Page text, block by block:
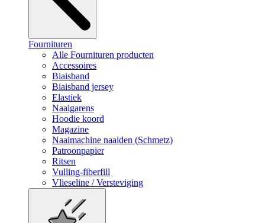
Fournituren
Alle Fournituren producten
Accessoires
Biaisband
Biaisband jersey
Elastiek
Naaigarens
Hoodie koord
Magazine
Naaimachine naalden (Schmetz)
Patroonpapier
Ritsen
Vulling-fiberfill
Vlieseline / Versteviging